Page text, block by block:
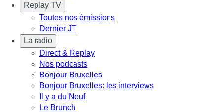
Replay TV
Toutes nos émissions
Dernier JT
La radio
Direct & Replay
Nos podcasts
Bonjour Bruxelles
Bonjour Bruxelles: les interviews
Il y a du Neuf
Le Brunch